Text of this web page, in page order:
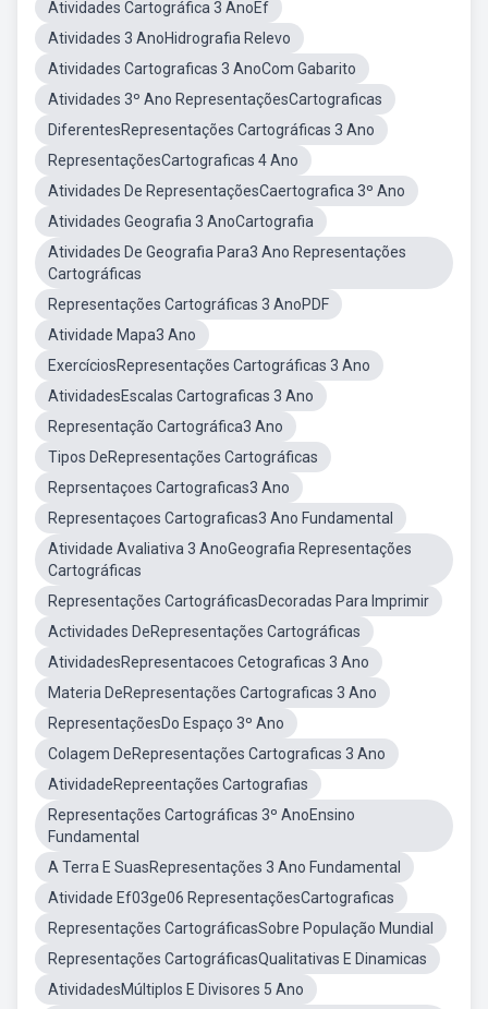
Atividades Cartográfica 3 AnoEf
Atividades 3 AnoHidrografia Relevo
Atividades Cartograficas 3 AnoCom Gabarito
Atividades 3º Ano RepresentaçõesCartograficas
DiferentesRepresentações Cartográficas 3 Ano
RepresentaçõesCartograficas 4 Ano
Atividades De RepresentaçõesCaertografica 3º Ano
Atividades Geografia 3 AnoCartografia
Atividades De Geografia Para3 Ano Representações
Cartográficas
Representações Cartográficas 3 AnoPDF
Atividade Mapa3 Ano
ExercíciosRepresentações Cartográficas 3 Ano
AtividadesEscalas Cartograficas 3 Ano
Representação Cartográfica3 Ano
Tipos DeRepresentações Cartográficas
Reprsentaçoes Cartograficas3 Ano
Representaçoes Cartograficas3 Ano Fundamental
Atividade Avaliativa 3 AnoGeografia Representações
Cartográficas
Representações CartográficasDecoradas Para Imprimir
Actividades DeRepresentações Cartográficas
AtividadesRepresentacoes Cetograficas 3 Ano
Materia DeRepresentações Cartograficas 3 Ano
RepresentaçõesDo Espaço 3º Ano
Colagem DeRepresentações Cartograficas 3 Ano
AtividadeRepreentações Cartografias
Representações Cartográficas 3º AnoEnsino
Fundamental
A Terra E SuasRepresentações 3 Ano Fundamental
Atividade Ef03ge06 RepresentaçõesCartograficas
Representações CartográficasSobre População Mundial
Representações CartográficasQualitativas E Dinamicas
AtividadesMúltiplos E Divisores 5 Ano